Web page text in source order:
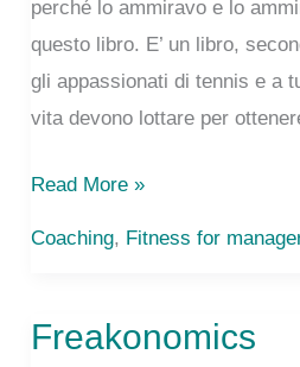
oltre
perché lo ammiravo e lo
questo libro. E’ un libro,
gli appassionati di tennis e a
vita devono lottare per
Open,
Read More »
Coaching, Fitness for
Freakonomics